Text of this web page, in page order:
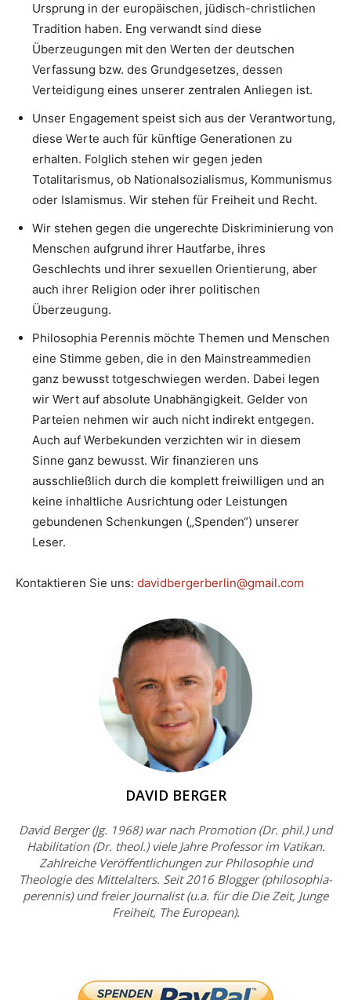
Ursprung in der europäischen, jüdisch-christlichen
Tradition haben. Eng verwandt sind diese
Überzeugungen mit den Werten der deutschen
Verfassung bzw. des Grundgesetzes, dessen
Verteidigung eines unserer zentralen Anliegen ist.
Unser Engagement speist sich aus der Verantwortung,
diese Werte auch für künftige Generationen zu
erhalten. Folglich stehen wir gegen jeden
Totalitarismus, ob Nationalsozialismus, Kommunismus
oder Islamismus. Wir stehen für Freiheit und Recht.
Wir stehen gegen die ungerechte Diskriminierung von
Menschen aufgrund ihrer Hautfarbe, ihres
Geschlechts und ihrer sexuellen Orientierung, aber
auch ihrer Religion oder ihrer politischen
Überzeugung.
Philosophia Perennis möchte Themen und Menschen
eine Stimme geben, die in den Mainstreammedien
ganz bewusst totgeschwiegen werden. Dabei legen
wir Wert auf absolute Unabhängigkeit. Gelder von
Parteien nehmen wir auch nicht indirekt entgegen.
Auch auf Werbekunden verzichten wir in diesem
Sinne ganz bewusst. Wir finanzieren uns
ausschließlich durch die komplett freiwilligen und an
keine inhaltliche Ausrichtung oder Leistungen
gebundenen Schenkungen („Spenden“) unserer
Leser.
Kontaktieren Sie uns: davidbergerberlin@gmail.com
DAVID BERGER
David Berger (Jg. 1968) war nach Promotion (Dr. phil.) und
Habilitation (Dr. theol.) viele Jahre Professor im Vatikan.
Zahlreiche Veröffentlichungen zur Philosophie und
Theologie des Mittelalters. Seit 2016 Blogger (philosophia-
perennis) und freier Journalist (u.a. für die Die Zeit, Junge
Freiheit, The European).